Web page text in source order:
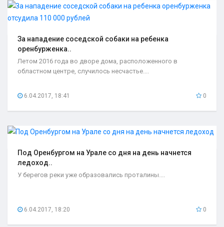
За нападение соседской собаки на ребенка
оренбурженка..
Летом 2016 года во дворе дома, расположенного в
областном центре, случилось несчастье....
6.04.2017, 18:41 0
Под Оренбургом на Урале со дня на день начнется
ледоход..
У берегов реки уже образовались проталины....
6.04.2017, 18:20 0